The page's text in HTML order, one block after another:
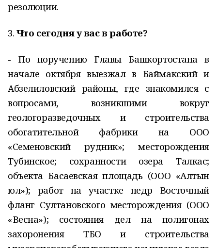
резолюции.
3. Что сегодня у вас в работе?
- По поручению Главы Башкортостана в
начале октября выезжал в Баймакский и
Абзелиловский районы, где знакомился с
вопросами, возникшими вокруг
геологоразведочных и строительства
обогатительной фабрики на ООО
«Семеновский рудник»; месторождения
Тубинское; сохранности озера Талкас;
объекта Басаевская площадь (ООО «Алтын
юл»); работ на участке недр Восточный
фланг Султановского месторождения (ООО
«Весна»); состояния дел на полигонах
захоронения ТБО и строительства